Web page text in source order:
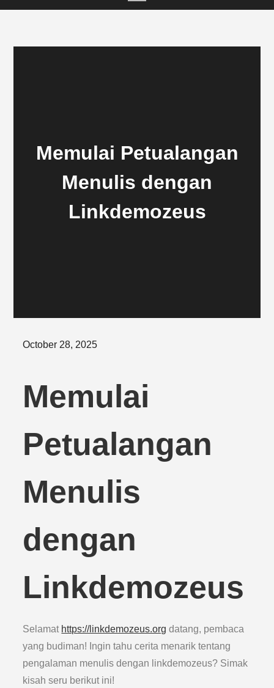
Memulai Petualangan
Menulis dengan
Linkdemozeus
Posted
October 28, 2025
Memulai
Petualangan
Menulis
dengan
Linkdemozeus
Selamat https://linkdemozeus.org datang, pembaca
yang budiman! Ingin tahu cerita menarik tentang
pengalaman menulis dengan linkdemozeus? Simak
kisah seru berikut ini!